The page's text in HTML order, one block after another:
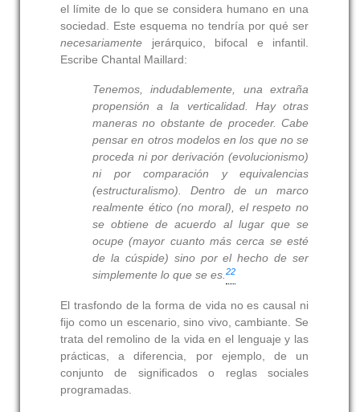
el límite de lo que se considera humano en una
sociedad. Este esquema no tendría por qué ser
necesariamente jerárquico, bifocal e infantil.
Escribe Chantal Maillard:
Tenemos, indudablemente, una extraña
propensión a la verticalidad. Hay otras
maneras no obstante de proceder. Cabe
pensar en otros modelos en los que no se
proceda ni por derivación (evolucionismo)
ni por comparación y equivalencias
(estructuralismo). Dentro de un marco
realmente ético (no moral), el respeto no
se obtiene de acuerdo al lugar que se
ocupe (mayor cuanto más cerca se esté
de la cúspide) sino por el hecho de ser
simplemente lo que se es.22
El trasfondo de la forma de vida no es causal ni
fijo como un escenario, sino vivo, cambiante. Se
trata del remolino de la vida en el lenguaje y las
prácticas, a diferencia, por ejemplo, de un
conjunto de significados o reglas sociales
programadas.